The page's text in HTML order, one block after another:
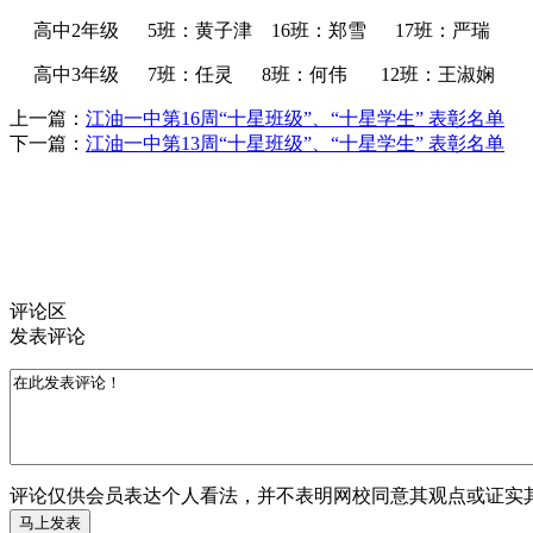
高中2年级 5班：黄子津 16班：郑雪 17班：严瑞
高中3年级 7班：任灵 8班：何伟 12班：王淑娴
上一篇： 江油一中第16周“十星班级”、“十星学生” 表彰名单
下一篇： 江油一中第13周“十星班级”、“十星学生” 表彰名单
评论区
发表评论
评论仅供会员表达个人看法，并不表明网校同意其观点或证实